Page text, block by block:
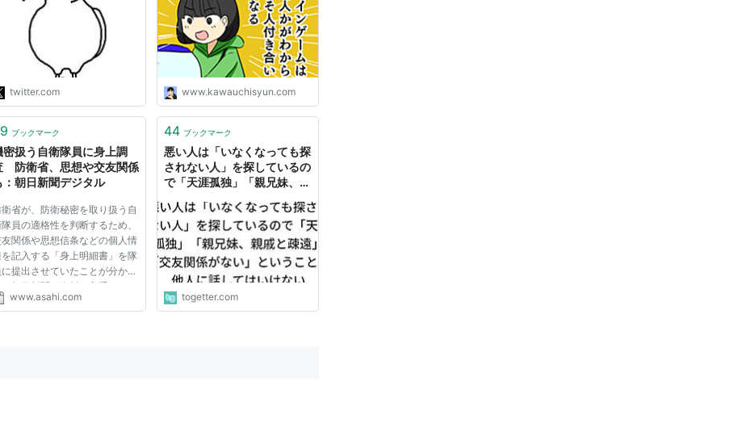
な学生時代・交友関係だっ
のではないだろうか…もう
度書くけど、ウェイ
twitter.com www.kawauchisyun.com
ブックマーク
密扱う自衛隊員に身上調
防衛省、思想や交友関係
：朝日新聞デジタル
省が、防衛秘密を取り扱う自
員の適格性を判断するため、
関係や思想信条などの個人情
記入する「身上明細書」を隊
に提出させていたことが分かっ
。朝日新聞が資料を入手した。
要に応じポリグラフ（うそ発見
www.asahi.com
44 ブックマーク
悪い人は「いなくなっても探
されない人」を探しているの
で「天涯孤独」「親兄妹、親
い」ということを他人に話し
てはいけない
togetter.com